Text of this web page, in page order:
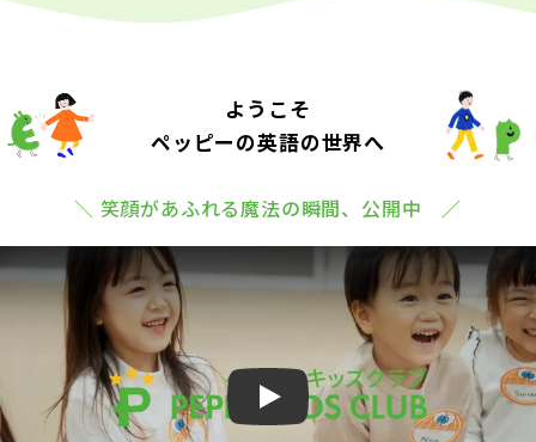
ようこそ
ペッピーの英語の世界へ
＼ 笑顔があふれる魔法の瞬間、公開中 ／
Play